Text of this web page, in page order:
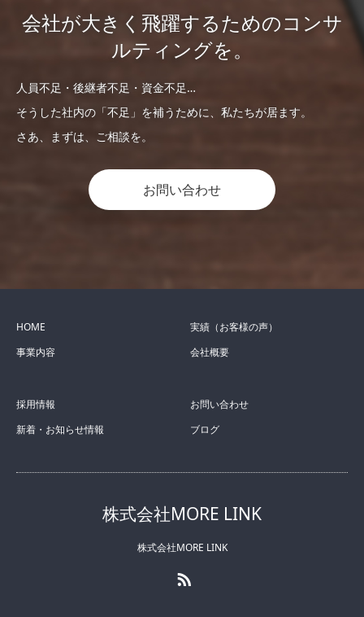
会社が大きく飛躍するためのコンサ
ルティングを。
人員不足・後継者不足・資金不足…
そうした社内の「不足」を補うために、私たちが居ます。
さあ、まずは、ご相談を。
お問い合わせ
HOME
事業内容
実績（お客様の声）
会社概要
採用情報
新着・お知らせ情報
お問い合わせ
ブログ
株式会社MORE LINK
株式会社MORE LINK